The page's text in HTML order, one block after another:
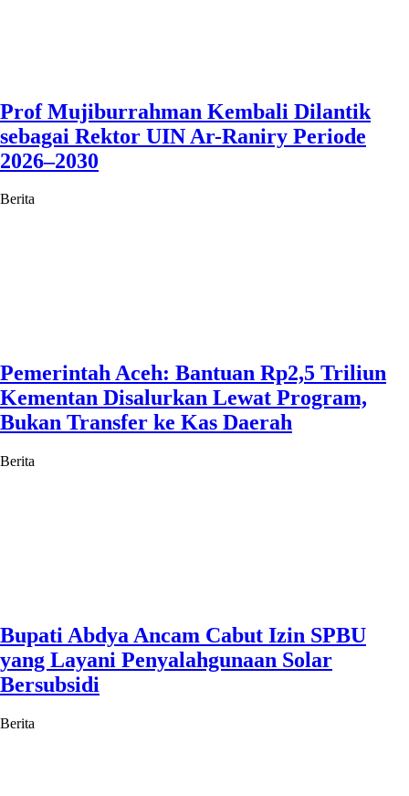
Prof Mujiburrahman Kembali Dilantik
sebagai Rektor UIN Ar-Raniry Periode
2026–2030
Berita
Pemerintah Aceh: Bantuan Rp2,5 Triliun
Kementan Disalurkan Lewat Program,
Bukan Transfer ke Kas Daerah
Berita
Bupati Abdya Ancam Cabut Izin SPBU
yang Layani Penyalahgunaan Solar
Bersubsidi
Berita